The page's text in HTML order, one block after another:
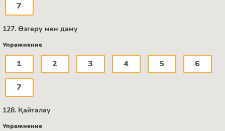
7
127. Өзгеру мен даму
Упражнение
1 2 3 4 5 6
7
128. Қайталау
Упражнение